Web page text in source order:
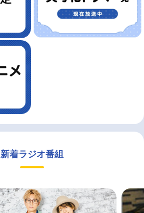
新着ラジオ番組